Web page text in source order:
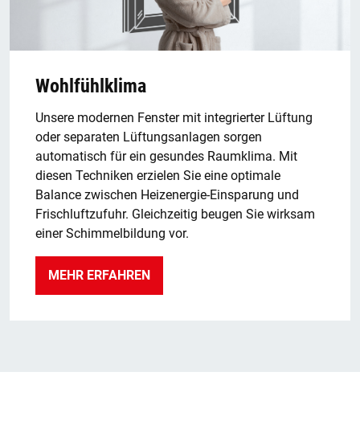
Wohlfühlklima
Unsere modernen Fenster mit integrierter Lüftung
oder separaten Lüftungsanlagen sorgen
automatisch für ein gesundes Raumklima. Mit
diesen Techniken erzielen Sie eine optimale
Balance zwischen Heizenergie-Einsparung und
Frischluftzufuhr. Gleichzeitig beugen Sie wirksam
einer Schimmelbildung vor.
MEHR ERFAHREN